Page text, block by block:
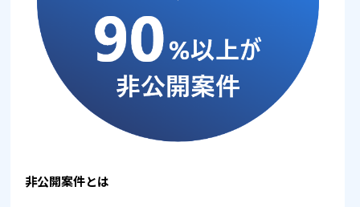
非公開案件とは